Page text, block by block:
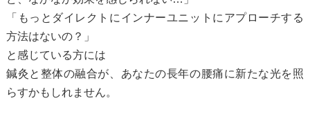
「もっとダイレクトにインナーユニットにアプローチする
方法はないの？」
と感じている方には
鍼灸と整体の融合が、あなたの長年の腰痛に新たな光を照
らすかもしれません。